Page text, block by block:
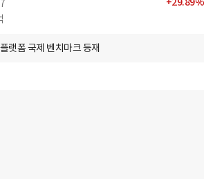
랫폼 국제 벤치마크 등재